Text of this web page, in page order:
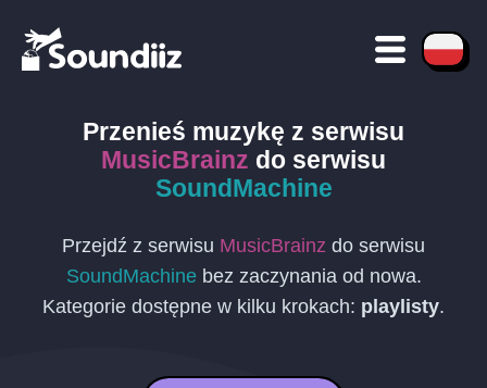
Przenieś muzykę z serwisu
MusicBrainz do serwisu
SoundMachine
Przejdź z serwisu MusicBrainz do serwisu
SoundMachine bez zaczynania od nowa.
Kategorie dostępne w kilku krokach: playlisty.